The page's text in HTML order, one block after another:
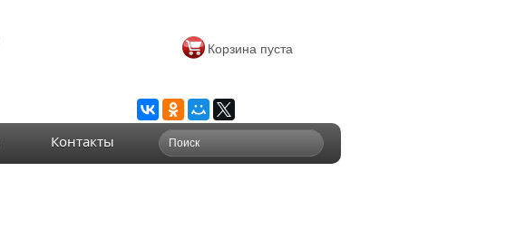
Корзина пуста
Контакты